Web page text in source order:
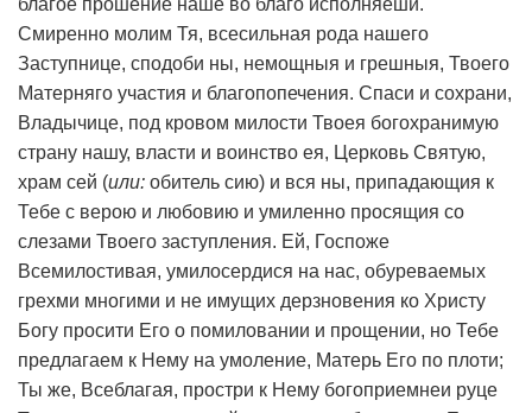
Владимирская
Троеручица
Дерево, левкас, печать минеральными красками,
воск
Икона освящена
Производитель: мастерская "Иконный Дом", Россия
Смиренно молим Тя, всесильная рода нашего
Заступнице, сподоби ны, немощныя и грешныя, Твоего
Матерняго участия и благопопечения. Спаси и сохрани,
Владычице, под кровом милости Твоея богохранимую
страну нашу, власти и воинство ея, Церковь Святую,
храм сей (или: обитель сию) и вся ны, припадающия к
Тебе с верою и любовию и умиленно просящия со
слезами Твоего заступления. Ей, Госпоже
Всемилостивая, умилосердися на нас, обуреваемых
грехми многими и не имущих дерзновения ко Христу
Богу просити Его о помиловании и прощении, но Тебе
предлагаем к Нему на умоление, Матерь Его по плоти;
Ты же, Всеблагая, простри к Нему богоприемнеи руце